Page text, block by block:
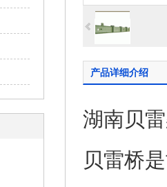
产品详细介绍
湖南贝
贝雷桥